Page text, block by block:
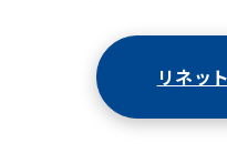
リネッ